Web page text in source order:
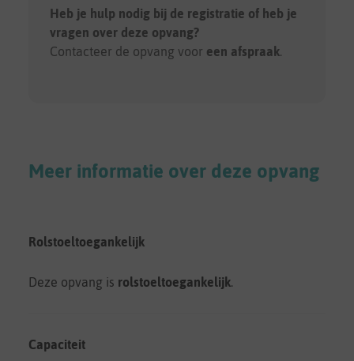
Heb je hulp nodig bij de registratie of heb je
vragen over deze opvang?
Contacteer de opvang voor een afspraak.
Meer informatie over deze opvang
Rolstoeltoegankelijk
Deze opvang is rolstoeltoegankelijk.
Capaciteit